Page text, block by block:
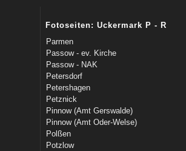
Fotoseiten: Uckermark P - R
Parmen
Passow - ev. Kirche
Passow - NAK
Petersdorf
Petershagen
Petznick
Pinnow (Amt Gerswalde)
Pinnow (Amt Oder-Welse)
Polßen
Potzlow